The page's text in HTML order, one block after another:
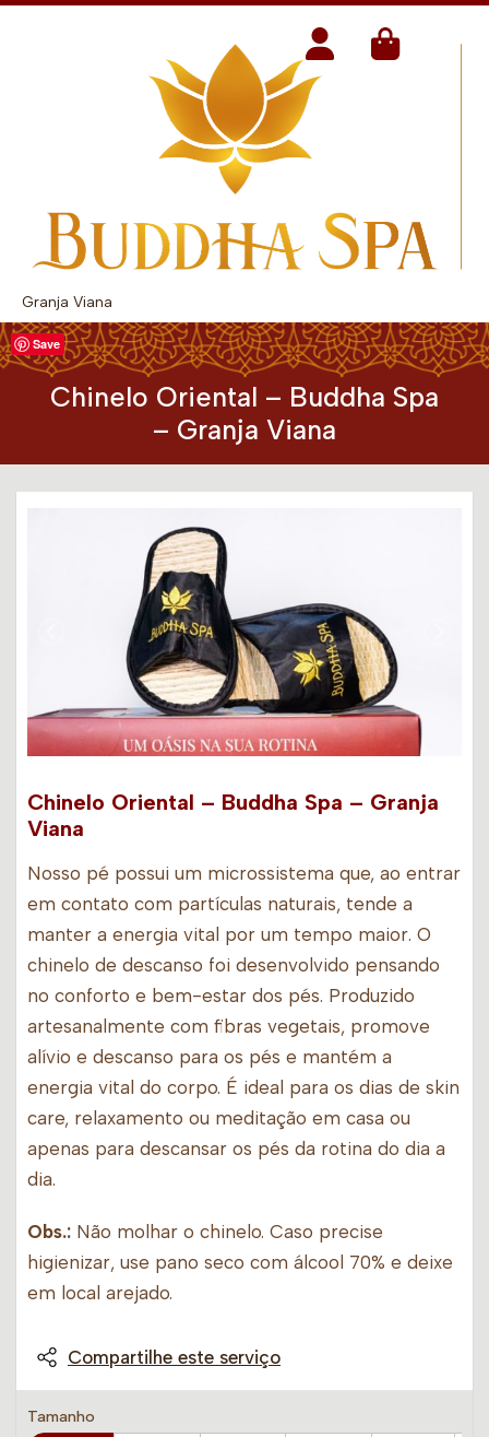
Granja Viana
Chinelo Oriental – Buddha Spa
– Granja Viana
Save
Chinelo Oriental – Buddha Spa – Granja
Viana
Nosso pé possui um microssistema que, ao entrar
em contato com partículas naturais, tende a
manter a energia vital por um tempo maior. O
chinelo de descanso foi desenvolvido pensando
no conforto e bem-estar dos pés. Produzido
artesanalmente com fibras vegetais, promove
alívio e descanso para os pés e mantém a
energia vital do corpo. É ideal para os dias de skin
care, relaxamento ou meditação em casa ou
apenas para descansar os pés da rotina do dia a
dia.
Obs.: Não molhar o chinelo. Caso precise
higienizar, use pano seco com álcool 70% e deixe
em local arejado.
Compartilhe este serviço
Tamanho